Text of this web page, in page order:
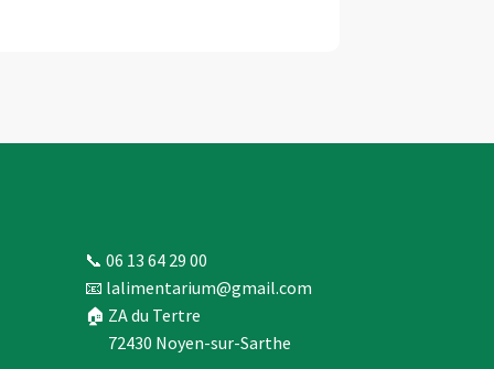
📞 06 13 64 29 00
📧 lalimentarium@gmail.com
🏠 ZA du Tertre
72430 Noyen-sur-Sarthe